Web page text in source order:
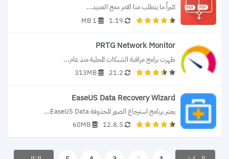
كثيراً ما يتطلب منا الامر دمج العديد...
1.19
1 MB
PRTG Network Monitor
ظهرت برامج مراقبة الشبكات المحلية منذ عام...
21.2
313MB
EaseUS Data Recovery Wizard
يعتبر برنامج استرجاع الصور المحذوفة EaseUS Data...
12.8.5
60MB